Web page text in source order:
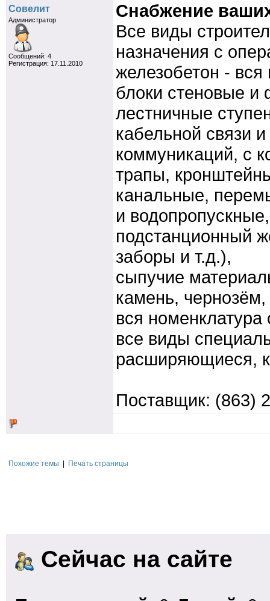
Совелит
Администратор
Cообщений: 4
Регистрация: 17.11.2010
Снабжение
Все виды
назначения с
железобетон -
блоки стеновые
лестничные
кабельной связи
коммуникаций, с
трапы,
канальные,
и
подстанционный
заборы и т.д.),
сыпучие
камень,
вся
все виды
расширяющиеся,
Поставщик: (863)
Похожие темы Печать страницы
Сейчас на сайте